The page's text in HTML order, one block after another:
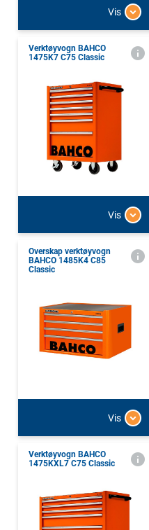
Vis
Verktøyvogn BAHCO
1475K7 C75 Classic
Vis
Overskap verktøyvogn
BAHCO 1485K4 C85
Classic
Vis
Verktøyvogn BAHCO
1475KXL7 C75 Classic